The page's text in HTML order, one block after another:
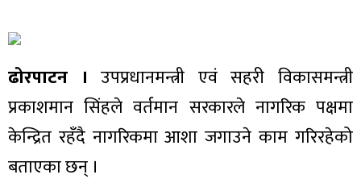
ढोरपाटन । उपप्रधानमन्त्री एवं सहरी विकासमन्त्री
प्रकाशमान सिंहले वर्तमान सरकारले नागरिक पक्षमा
केन्द्रित रहँदै नागरिकमा आशा जगाउने काम गरिरहेको
बताएका छन् ।